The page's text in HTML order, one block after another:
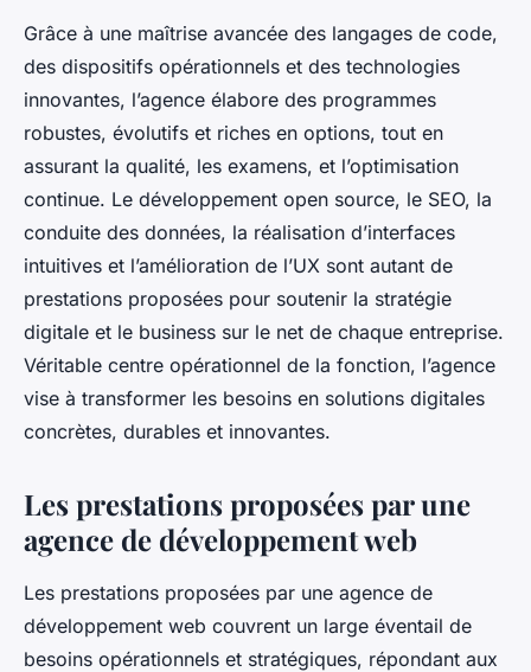
Grâce à une maîtrise avancée des langages de code,
des dispositifs opérationnels et des technologies
innovantes, l’agence élabore des programmes
robustes, évolutifs et riches en options, tout en
assurant la qualité, les examens, et l’optimisation
continue. Le développement open source, le SEO, la
conduite des données, la réalisation d’interfaces
intuitives et l’amélioration de l’UX sont autant de
prestations proposées pour soutenir la stratégie
digitale et le business sur le net de chaque entreprise.
Véritable centre opérationnel de la fonction, l’agence
vise à transformer les besoins en solutions digitales
concrètes, durables et innovantes.
Les prestations proposées par une
agence de développement web
Les prestations proposées par une agence de
développement web couvrent un large éventail de
besoins opérationnels et stratégiques, répondant aux